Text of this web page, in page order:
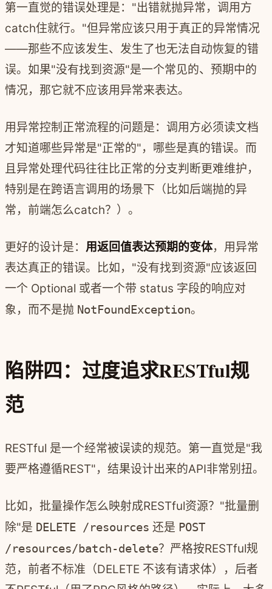
第一直觉的错误处理是："出错就抛异常，调用方
catch住就行。"但异常应该只用于真正的异常情况
——那些不应该发生、发生了也无法自动恢复的错
误。如果"没有找到资源"是一个常见的、预期中的
情况，那它就不应该用异常来表达。
用异常控制正常流程的问题是：调用方必须读文档
才知道哪些异常是"正常的"，哪些是真的错误。而
且异常处理代码往往比正常的分支判断更难维护，
特别是在跨语言调用的场景下（比如后端抛的异
常，前端怎么catch？）。
更好的设计是： 用返回值表达预期的变体，用异常
表达真正的错误。比如，"没有找到资源"应该返回
一个 Optional 或者一个带 status 字段的响应对
象，而不是抛 NotFoundException。
陷阱四：过度追求RESTful规
范
RESTful 是一个经常被误读的规范。第一直觉是"我
要严格遵循REST"，结果设计出来的API非常别扭。
比如，批量操作怎么映射成RESTful资源？"批量删
除"是 DELETE /resources 还是 POST
/resources/batch-delete？严格按RESTful规
范，前者不标准（DELETE 不该有请求体），后者